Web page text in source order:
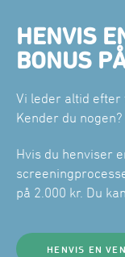
󠀰HENVIS
BONUS
󠀰Vi leder altid efter
Kender du nogen?󠀲󠀥󠀢󠀳
󠀰Hvis du henviser
på 2.000 kr. Du
󠀰HENVIS EN VEN󠀲󠀥󠀤󠀳